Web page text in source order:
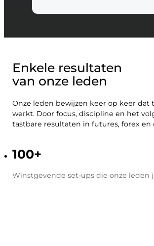
Enkele resultaten
van onze leden
Onze leden bewijzen keer op keer
werkt. Door focus, discipline en het
tastbare resultaten in futures, forex en
100+
Winstgevende set-ups die onze leden